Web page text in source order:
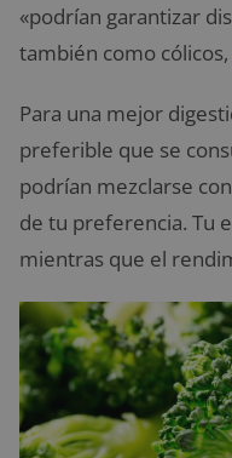
«podrían garantizar
también como cólicos,
Para una mejor
preferible que se
podrían mezclarse
de tu preferencia. Tu
mientras que el